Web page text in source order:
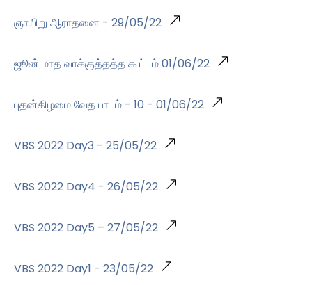
ஞாயிறு ஆராதனை - 29/05/22
ஜூன் மாத வாக்குத்தத்த கூட்டம் 01/06/22
புதன்கிழமை வேத பாடம் - 10 - 01/06/22
VBS 2022 Day3 - 25/05/22
VBS 2022 Day4 - 26/05/22
VBS 2022 Day5 – 27/05/22
VBS 2022 Day1 - 23/05/22